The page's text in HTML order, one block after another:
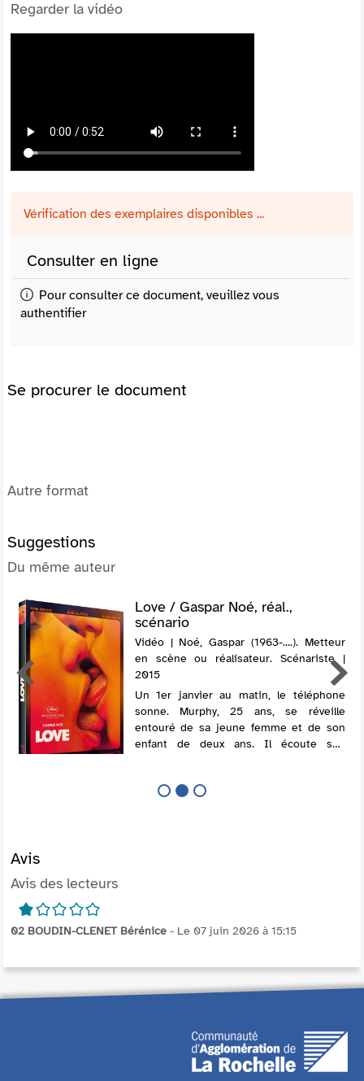
Regarder la vidéo
Vérification des exemplaires disponibles ...
Consulter en ligne
Pour consulter ce document, veuillez vous
authentifier
Se procurer le document
Autre format
Suggestions
Du même auteur
Love / Gaspar Noé, réal.,
scénario
Vidéo | Noé, Gaspar (1963-....). Metteur
en scène ou réalisateur. Scénariste |
2015
Un 1er janvier au matin, le téléphone
sonne. Murphy, 25 ans, se réveille
entouré de sa jeune femme et de son
enfant de deux ans. Il écoute son
n'a pas e...
Avis
Avis des lecteurs
1/5
02 BOUDIN-CLENET Bérénice - Le 07 juin 2026 à 15:15